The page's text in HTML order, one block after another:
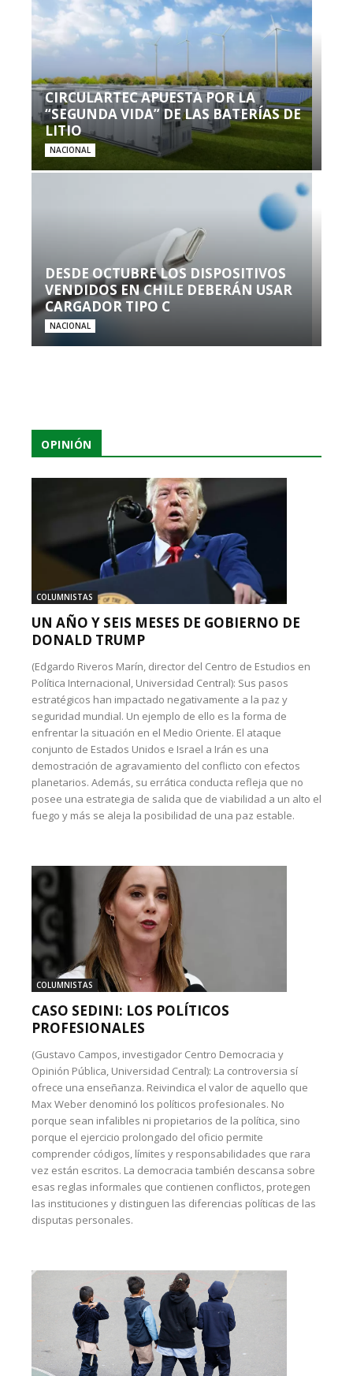
CIRCULARTEC APUESTA POR LA
“SEGUNDA VIDA” DE LAS BATERÍAS DE
LITIO
NACIONAL
DESDE OCTUBRE LOS DISPOSITIVOS
VENDIDOS EN CHILE DEBERÁN USAR
CARGADOR TIPO C
NACIONAL
OPINIÓN
COLUMNISTAS
UN AÑO Y SEIS MESES DE GOBIERNO DE
DONALD TRUMP
(Edgardo Riveros Marín, director del Centro de Estudios en
Política Internacional, Universidad Central): Sus pasos
estratégicos han impactado negativamente a la paz y
seguridad mundial. Un ejemplo de ello es la forma de
enfrentar la situación en el Medio Oriente. El ataque
conjunto de Estados Unidos e Israel a Irán es una
demostración de agravamiento del conflicto con efectos
planetarios. Además, su errática conducta refleja que no
posee una estrategia de salida que de viabilidad a un alto el
fuego y más se aleja la posibilidad de una paz estable.
COLUMNISTAS
CASO SEDINI: LOS POLÍTICOS
PROFESIONALES
(Gustavo Campos, investigador Centro Democracia y
Opinión Pública, Universidad Central): La controversia sí
ofrece una enseñanza. Reivindica el valor de aquello que
Max Weber denominó los políticos profesionales. No
porque sean infalibles ni propietarios de la política, sino
porque el ejercicio prolongado del oficio permite
comprender códigos, límites y responsabilidades que rara
vez están escritos. La democracia también descansa sobre
esas reglas informales que contienen conflictos, protegen
las instituciones y distinguen las diferencias políticas de las
disputas personales.